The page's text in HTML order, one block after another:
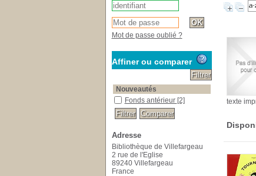
texte
Mot de passe oublié ?
Affiner ou comparer
Nouveautés
Fonds antérieur [2]
Adresse
Bibliothèque de Villefargeau
2 rue de l'Eglise
89240 Villefargeau
France